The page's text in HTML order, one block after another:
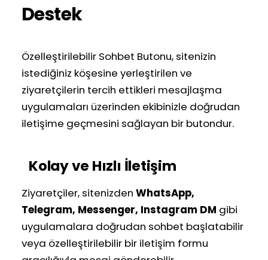
Destek
Özelleştirilebilir Sohbet Butonu, sitenizin
istediğiniz köşesine yerleştirilen ve
ziyaretçilerin tercih ettikleri mesajlaşma
uygulamaları üzerinden ekibinizle doğrudan
iletişime geçmesini sağlayan bir butondur.
Kolay ve Hızlı İletişim
Ziyaretçiler, sitenizden WhatsApp,
Telegram, Messenger, Instagram DM gibi
uygulamalara doğrudan sohbet başlatabilir
veya özelleştirilebilir bir iletişim formu